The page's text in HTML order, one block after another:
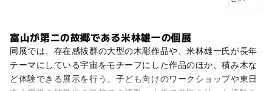
富山が第二の故郷である米林雄一の個展
同展では、存在感抜群の大型の木彫作品や、米林雄一氏が長年
テーマにしている宇宙をモチーフにした作品のほか、積み木な
ど体験できる展示を行う。子ども向けのワークショップや東日